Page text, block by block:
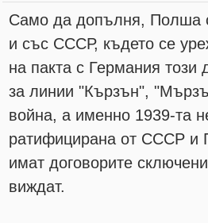
Само да допълня, Полша
и със СССР, където се
на пакта с Германия този
за линии "Кързън",
война, а именно 1939-та
ратифицирана от СССР и
имат договорите
виждат.